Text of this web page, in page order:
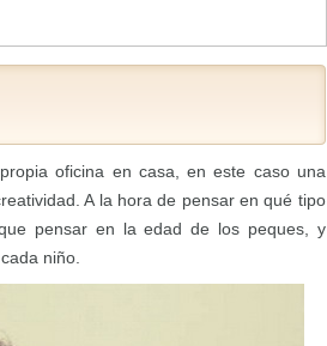
oficina en casa, en este caso una
A la hora de pensar en qué tipo
pensar en la edad de los peques, y
niño.